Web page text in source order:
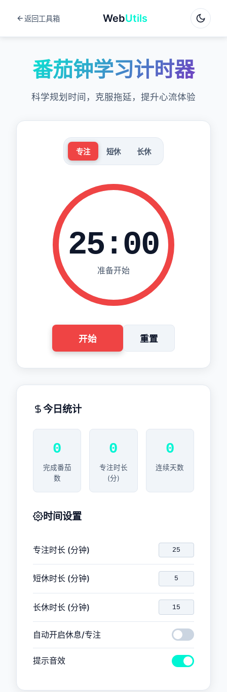
返回工具箱 WebUtils
番茄钟学习计时器
科学规划时间，克服拖延，提升心流体验
专注 短休 长休
25:00
准备开始
开始 重置
今日统计
0
完成番茄
数
0
专注时长
(分)
0
连续天数
时间设置
专注时长 (分钟)
短休时长 (分钟)
长休时长 (分钟)
自动开启休息/专注
提示音效